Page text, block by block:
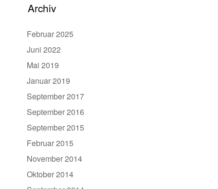
Archiv
Februar 2025
Juni 2022
Mai 2019
Januar 2019
September 2017
September 2016
September 2015
Februar 2015
November 2014
Oktober 2014